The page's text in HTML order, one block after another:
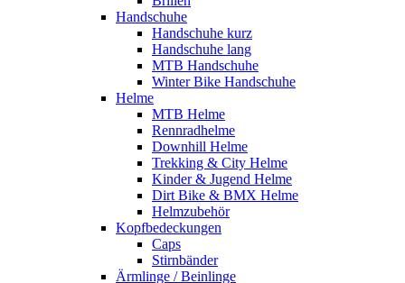
Handschuhe
Handschuhe kurz
Handschuhe lang
MTB Handschuhe
Winter Bike Handschuhe
Helme
MTB Helme
Rennradhelme
Downhill Helme
Trekking & City Helme
Kinder & Jugend Helme
Dirt Bike & BMX Helme
Helmzubehör
Kopfbedeckungen
Caps
Stirnbänder
Ärmlinge / Beinlinge